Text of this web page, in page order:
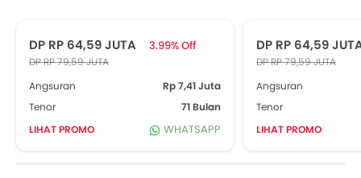
DP RP 64,59 JUTA 3.99% Off
DP RP 79,59 JUTA
Angsuran
Rp 7,41 Juta
Tenor
71 Bulan
LIHAT PROMO
WHATSAPP
DP RP 64,59
DP RP 79,59 JUTA
Angsuran
Tenor
LIHAT PROMO